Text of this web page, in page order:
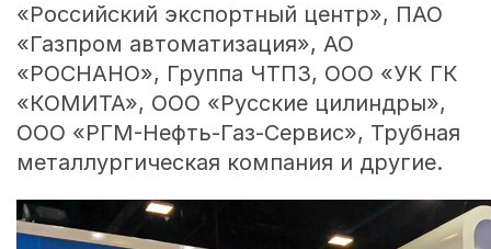
«Российский экспортный центр», ПАО
«Газпром автоматизация», АО
«РОСНАНО», Группа ЧТПЗ, ООО «УК ГК
«КОМИТА», ООО «Русские цилиндры»,
ООО «РГМ-Нефть-Газ-Сервис», Трубная
металлургическая компания и другие.